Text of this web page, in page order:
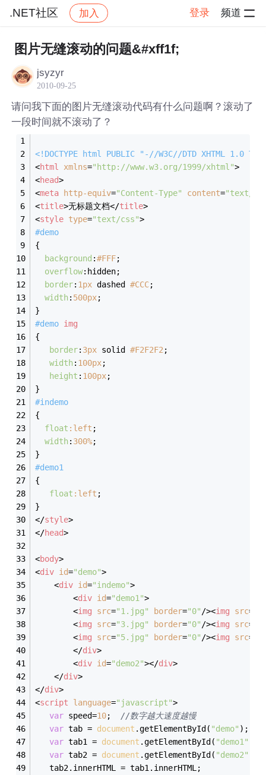
.NET社区 加入 登录 频道
社区 .NET社区 帖子详情
图片无缝滚动的问题&#xff1f;
jsyzyr
2010-09-25
请问我下面的图片无缝滚动代码有什么问题啊？滚动了
一段时间就不滚动了？
<!DOCTYPE html PUBLIC
"-//W3C//DTD XHTML 1.0
<html xmlns="http://www.w3.org/1999/xhtml">
<head>
<meta http-equiv="Content-Type" content="text/
<title>无标题文档</title>
<style type="text/css">
#demo
{
background :#FFF;
overflow:hidden;
border: 1px dashed #CCC;
width: 500px;
}
#demo img
{
border: 3px solid #F2F2F2 ;
width: 100px;
height : 100px;
}
#indemo
{
float :left ;
width: 300%;
}
#demo1
{
float :left ;
}
</style>
</head>
<body>
<div id="demo">
<div id="indemo">
<div id="demo1">
<img src="1.jpg" border="0" /><img src=
<img src="3.jpg" border="0" /><img src=
<img src="5.jpg" border="0" /><img src=
</div>
<div id="demo2"></div>
</div>
</div>
<script language="javascript">
var speed=10; //数字越大速度越慢
var tab = document .getElementById( "demo" );
var tab1 = document .getElementById( "demo1"
var tab2 = document .getElementById( "demo2"
   tab2.innerHTML = tab1.innerHTML;